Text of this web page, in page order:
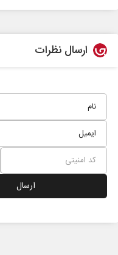
ارسال نظرات
آمریکا